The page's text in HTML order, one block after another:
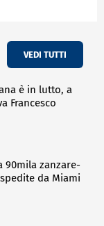
VEDI TUTTI
è in lutto, a
Francesco
90mila zanzare-
da Miami